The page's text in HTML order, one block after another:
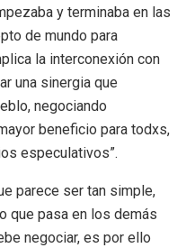
y terminaba en las
de mundo para
la interconexión con
una sinergia que
negociando
beneficio para todxs,
especulativos”.
parece ser tan simple,
que pasa en los demás
negociar, es por ello